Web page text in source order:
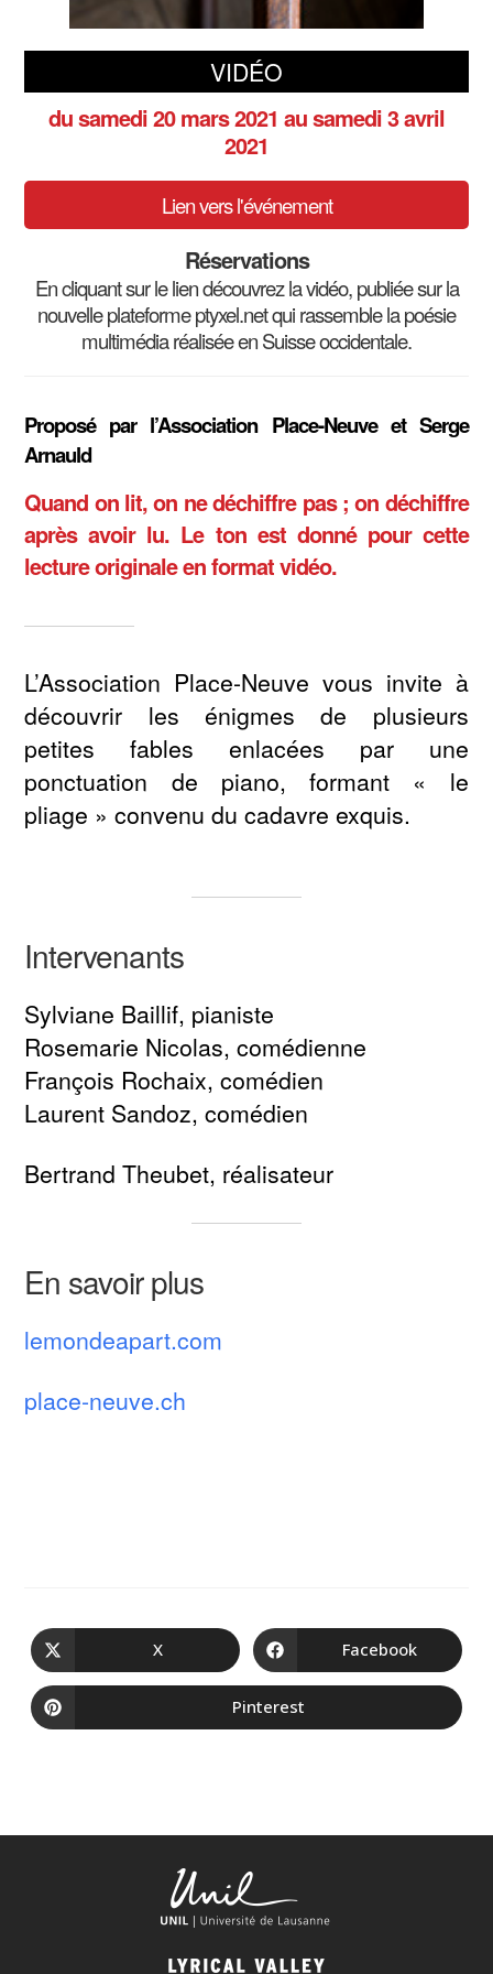
VIDÉO
du samedi 20 mars 2021 au samedi 3 avril
2021
Lien vers l'événement
Réservations
En cliquant sur le lien découvrez la vidéo, publiée sur la
nouvelle plateforme ptyxel.net qui rassemble la poésie
multimédia réalisée en Suisse occidentale.
Proposé par l’Association Place-Neuve et Serge
Arnauld
Quand on lit, on ne déchiffre pas ; on déchiffre
après avoir lu. Le ton est donné pour cette
lecture originale en format vidéo.
L’Association Place-Neuve vous invite à
découvrir les énigmes de plusieurs
petites fables enlacées par une
ponctuation de piano, formant « le
pliage » convenu du cadavre exquis.
Intervenants
Sylviane Baillif, pianiste
Rosemarie Nicolas, comédienne
François Rochaix, comédien
Laurent Sandoz, comédien
Bertrand Theubet, réalisateur
En savoir plus
lemondeapart.com
place-neuve.ch
X Facebook
Pinterest